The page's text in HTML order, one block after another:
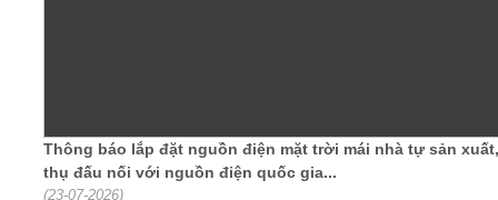
Thông báo lắp đặt nguồn điện mặt trời mái nhà tự sản
thụ đấu nối với nguồn điện quốc gia...
(23-07-2026)